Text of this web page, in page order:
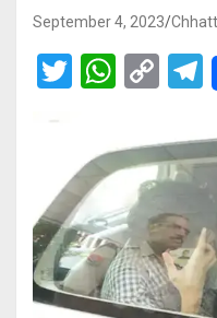
September 4, 2023
T
er
W
at
s
A
p
p
C
py
Li
n
k
T
a